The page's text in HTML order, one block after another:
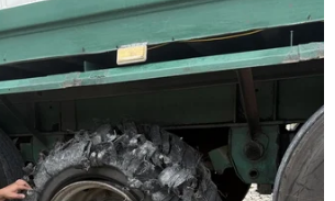
Bình nêu cao tinh thần
đảo
thác vụ mùa mới, ngư dân xã Bảo